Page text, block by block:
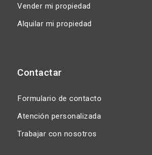
Vender mi propiedad
Alquilar mi propiedad
Contactar
Formulario de contacto
Atención personalizada
Trabajar con nosotros